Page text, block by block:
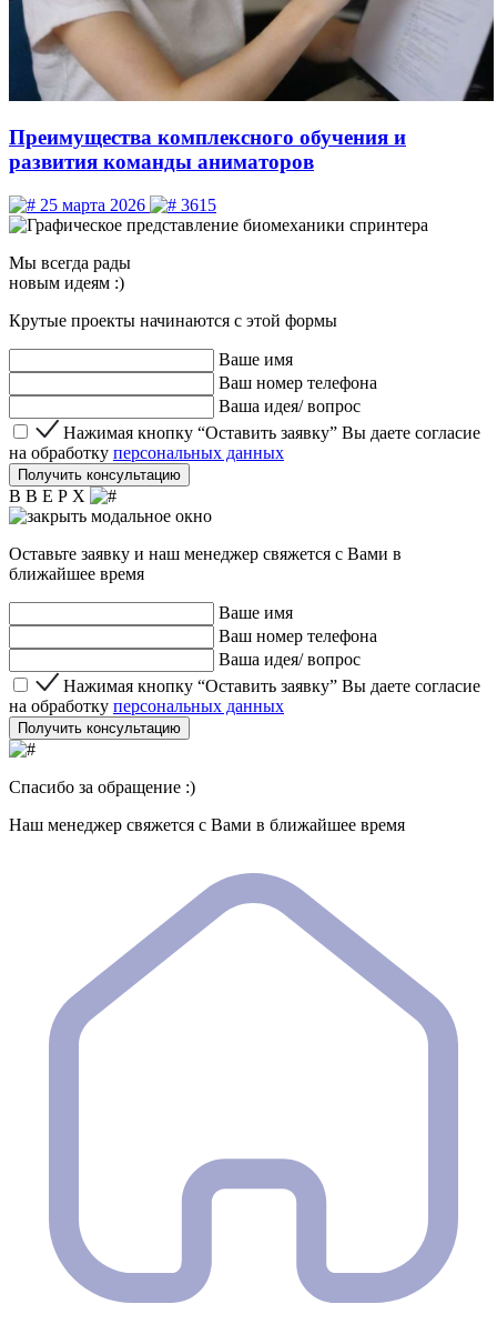
Преимущества комплексного обучения и
развития команды аниматоров
25 марта 2026 3615
Мы всегда рады
новым идеям :)
Крутые проекты начинаются с этой формы
Ваше имя
Ваш номер телефона
Ваша идея/ вопрос
Нажимая кнопку “Оставить заявку” Вы даете согласие
Нажимая кнопку “Оставить заявку” Вы даете согласие
на обработку персональных данных
Получить консультацию
В В Е Р Х
Оставьте заявку и наш менеджер свяжется с Вами в
ближайшее время
Ваше имя
Ваш номер телефона
Ваша идея/ вопрос
Нажимая кнопку “Оставить заявку” Вы даете согласие
Нажимая кнопку “Оставить заявку” Вы даете согласие
на обработку персональных данных
Получить консультацию
Спасибо за обращение :)
Наш менеджер свяжется с Вами в ближайшее время